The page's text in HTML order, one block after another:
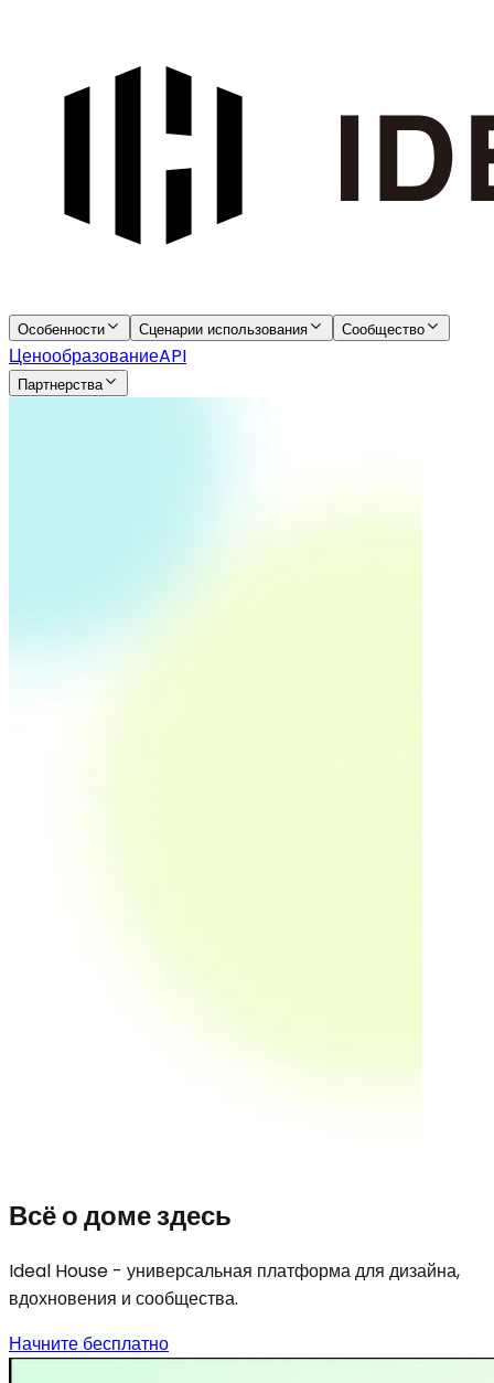
Особенности Сценарии использования Сообщество
ЦенообразованиеAPI
Партнерства
Всё о доме здесь
Ideal House - универсальная платформа для дизайна,
вдохновения и сообщества.
Начните бесплатно